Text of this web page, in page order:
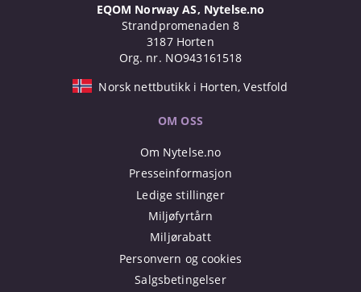
EQOM Norway AS, Nytelse.no
Strandpromenaden 8
3187 Horten
Org. nr. NO943161518
Norsk nettbutikk i Horten, Vestfold
OM OSS
Om Nytelse.no
Presseinformasjon
Ledige stillinger
Miljøfyrtårn
Miljørabatt
Personvern og cookies
Salgsbetingelser